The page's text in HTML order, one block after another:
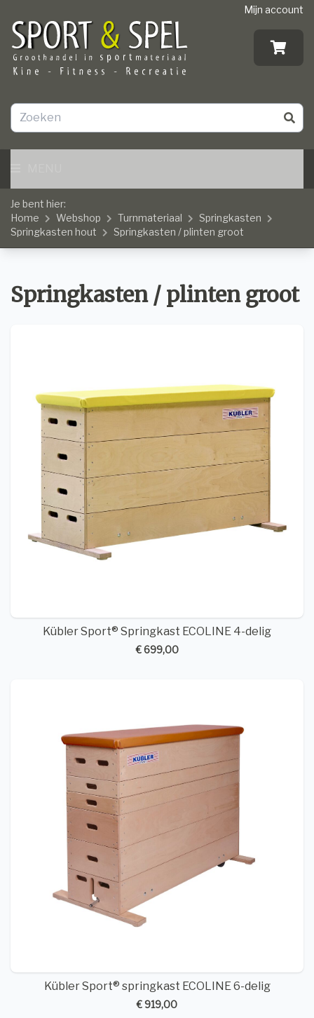
Mijn account
Je bent hier:
Home
Webshop Turnmateriaal
Springkasten
Springkasten hout
Springkasten / plinten groot
Springkasten / plinten groot
Kübler Sport® Springkast ECOLINE 4-delig
€ 699,00
Kübler Sport® springkast ECOLINE 6-delig
€ 919,00